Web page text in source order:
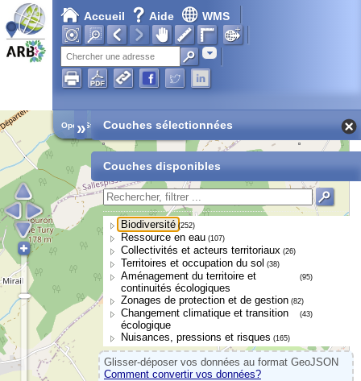
Accueil Aide WMS
Adresse
Open Street Map
» Couches sélectionnées
Couches disponibles
Biodiversité (252)
Ressource en eau (107)
Collectivités et acteurs territoriaux (26)
Territoires et occupation du sol (38)
Aménagement du territoire et
continuités écologiques
(95)
Zonages de protection et de gestion (82)
Changement climatique et transition
écologique
(43)
Nuisances, pressions et risques (165)
Glisser-déposer vos données au format GeoJSON
Comment convertir vos données?